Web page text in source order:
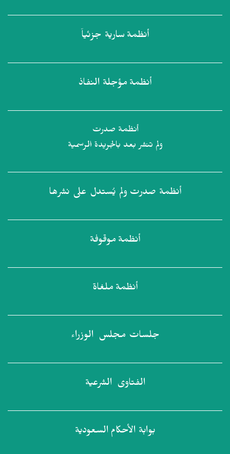
أنظمة سارية جزئياً
أنظمة مؤجلة النفاذ
أنظمة صدرت
ولم تنشر بعد بالجريدة الرسمية
أنظمة صدرت ولم يُستدل على نشرها
أنظمة موقوفة
أنظمة ملغاة
جلسات مجلس الوزراء
الفتاوى الشرعية
بوابة الأحكام السعودية